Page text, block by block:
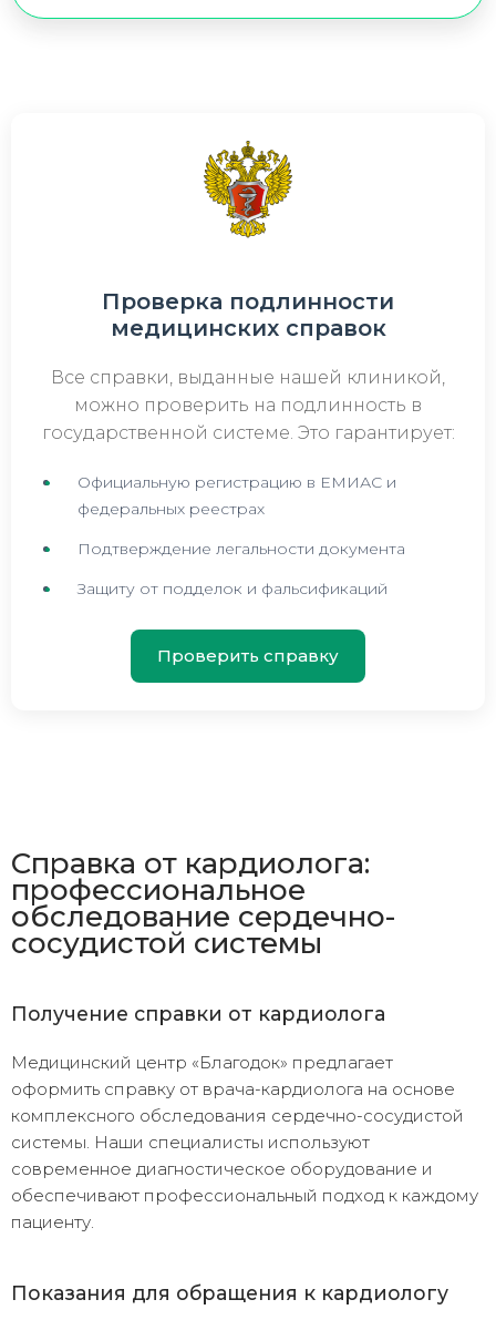
Проверка подлинности
медицинских справок
Все справки, выданные нашей клиникой,
можно проверить на подлинность в
государственной системе. Это гарантирует:
Официальную регистрацию в ЕМИАС и
федеральных реестрах
Подтверждение легальности документа
Защиту от подделок и фальсификаций
Проверить справку
Справка от кардиолога:
профессиональное
обследование сердечно-
сосудистой системы
Получение справки от кардиолога
Медицинский центр «Благодок» предлагает
оформить справку от врача-кардиолога на основе
комплексного обследования сердечно-сосудистой
системы. Наши специалисты используют
современное диагностическое оборудование и
обеспечивают профессиональный подход к каждому
пациенту.
Показания для обращения к кардиологу